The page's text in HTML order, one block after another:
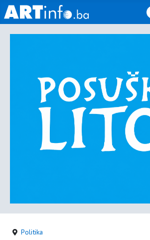
Sport
Kultura
Crna
Politika